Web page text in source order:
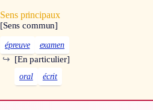
Sens principaux
[Sens commun]
épreuve examen
[En particulier]
↪
oral écrit